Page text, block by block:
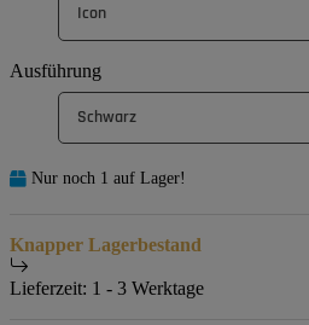
Icon
Ausführung
Schwarz
Nur noch 1 auf Lager!
Knapper Lagerbestand
Lieferzeit: 1 - 3 Werktage